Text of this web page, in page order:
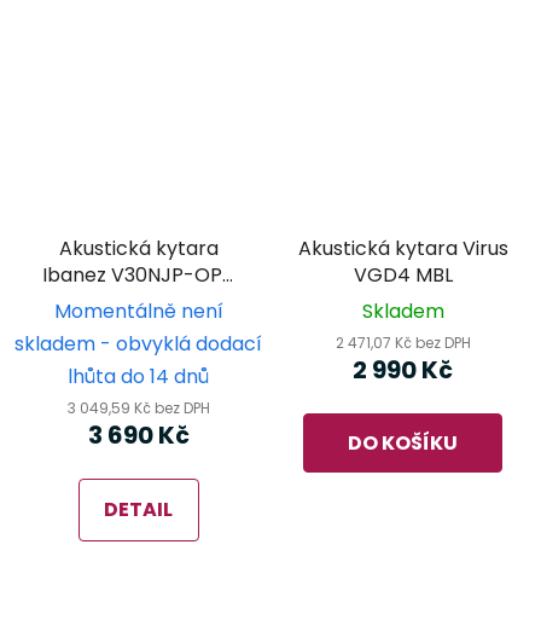
Akustická kytara
Ibanez V30NJP-OPN
JamPack 3/4
Momentálně není
skladem - obvyklá dodací
lhůta do 14 dnů
3 049,59 Kč bez DPH
3 690 Kč
DETAIL
Akustická kytara Virus
VGD4 MBL
Skladem
2 471,07 Kč bez DPH
2 990 Kč
DO KOŠÍKU